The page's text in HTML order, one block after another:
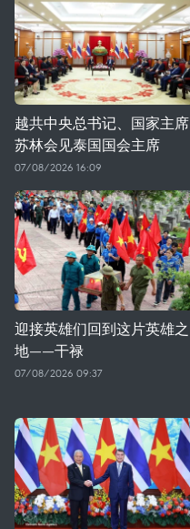
越共中央总书记、国家主席
苏林会见泰国国会主席
07/08/2026 16:09
迎接英雄们回到这片英雄之
地——干禄
07/08/2026 09:37